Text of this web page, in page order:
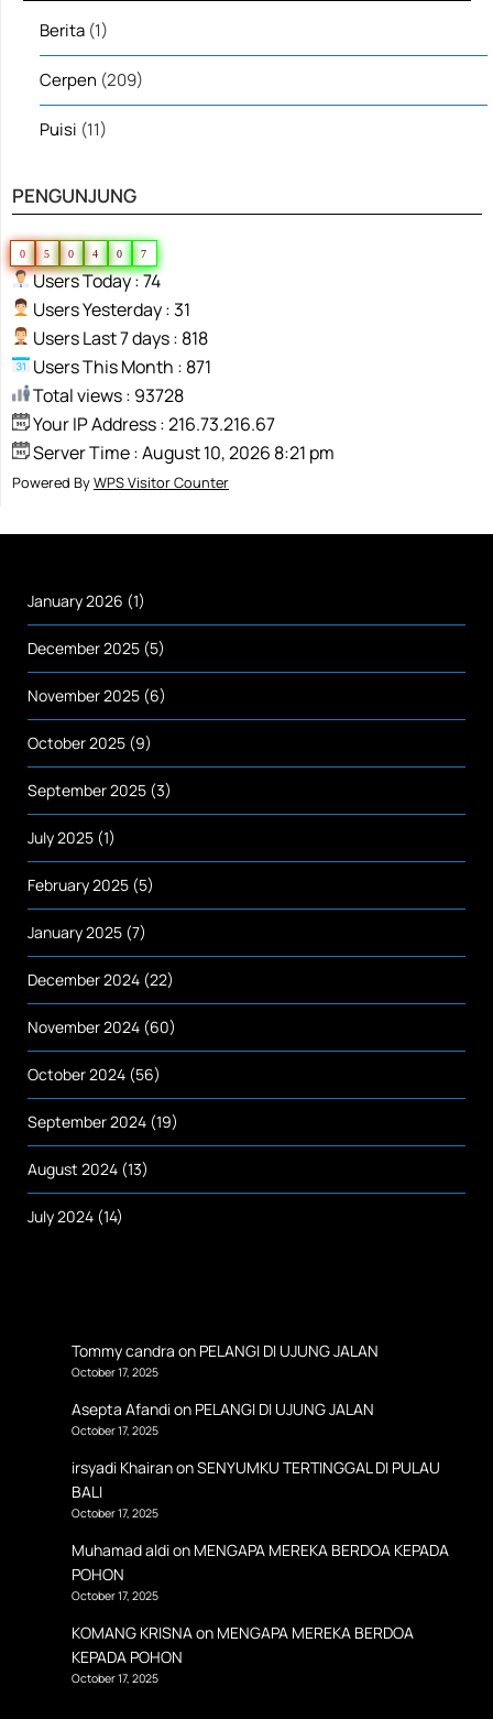
Berita (1)
Cerpen (209)
Puisi (11)
PENGUNJUNG
0 5 0 4 0 7
Users Today : 74
Users Yesterday : 31
Users Last 7 days : 818
Users This Month : 871
Total views : 93728
Your IP Address : 216.73.216.67
Server Time : August 10, 2026 8:21 pm
Powered ByWPS Visitor Counter
January 2026 (1)
December 2025 (5)
November 2025 (6)
October 2025 (9)
September 2025 (3)
July 2025 (1)
February 2025 (5)
January 2025 (7)
December 2024 (22)
November 2024 (60)
October 2024 (56)
September 2024 (19)
August 2024 (13)
July 2024 (14)
Tommy candra on PELANGI DI UJUNG JALAN
October 17, 2025
Asepta Afandion PELANGI DI UJUNG JALAN
October 17, 2025
irsyadi KhairanonSENYUMKU TERTINGGAL DI PULAU
BALI
October 17, 2025
Muhamad aldion MENGAPA MEREKA BERDOA KEPADA
POHON
October 17, 2025
KOMANG KRISNA on MENGAPA MEREKA BERDOA
KEPADA POHON
October 17, 2025